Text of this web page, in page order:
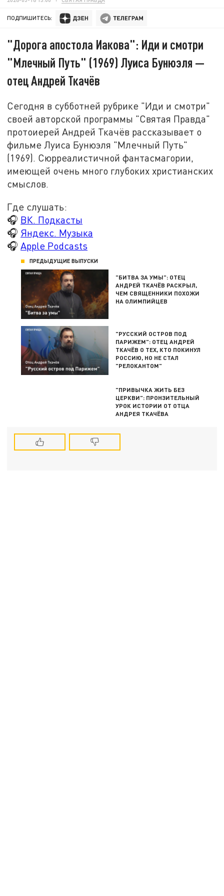
ПОДПИШИТЕСЬ:
"Дорога апостола Иакова": Иди и смотри
"Млечный Путь" (1969) Луиса Бунюэля —
отец Андрей Ткачёв
Сегодня в субботней рубрике "Иди и смотри"
своей авторской программы "Святая Правда"
протоиерей Андрей Ткачёв рассказывает о
фильме Луиса Бунюэля "Млечный Путь"
(1969). Сюрреалистичной фантасмагории,
имеющей очень много глубоких христианских
смыслов.
Где слушать:
🎧 ВК. Подкасты
🎧 Яндекс. Музыка
🎧 Apple Podcasts
ПРЕДЫДУЩИЕ ВЫПУСКИ
"БИТВА ЗА УМЫ": ОТЕЦ
АНДРЕЙ ТКАЧЁВ РАСКРЫЛ,
ЧЕМ СВЯЩЕННИКИ ПОХОЖИ
НА ОЛИМПИЙЦЕВ
"РУССКИЙ ОСТРОВ ПОД
ПАРИЖЕМ": ОТЕЦ АНДРЕЙ
ТКАЧЁВ О ТЕХ, КТО ПОКИНУЛ
РОССИЮ, НО НЕ СТАЛ
"РЕЛОКАНТОМ"
"ПРИВЫЧКА ЖИТЬ БЕЗ
ЦЕРКВИ": ПРОНЗИТЕЛЬНЫЙ
УРОК ИСТОРИИ ОТ ОТЦА
АНДРЕЯ ТКАЧЁВА